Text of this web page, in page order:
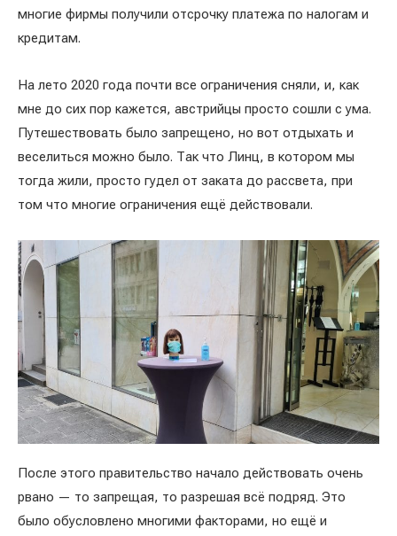
многие фирмы получили отсрочку платежа по налогам и
кредитам.
На лето 2020 года почти все ограничения сняли, и, как
мне до сих пор кажется, австрийцы просто сошли с ума.
Путешествовать было запрещено, но вот отдыхать и
веселиться можно было. Так что Линц, в котором мы
тогда жили, просто гудел от заката до рассвета, при
том что многие ограничения ещё действовали.
После этого правительство начало действовать очень
рвано — то запрещая, то разрешая всё подряд. Это
было обусловлено многими факторами, но ещё и